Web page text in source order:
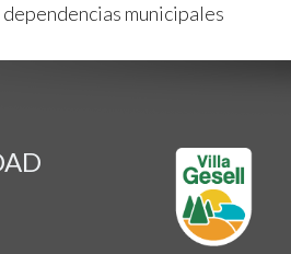
municipales